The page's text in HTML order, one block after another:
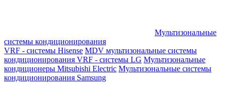
Мультизональные
системы кондиционирования
VRF - системы Hisense MDV мультизональные системы
кондиционирования VRF - системы LG Мультизональные
кондиционеры Mitsubishi Electric Мультизональные системы
кондиционирования Samsung